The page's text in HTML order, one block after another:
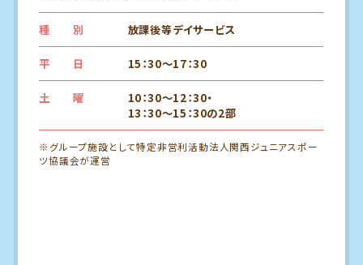
種 別 放課後等デイサービス
平 日 15：30～17：30
土 曜
10：30～12：30・
13：30～15：30の2部
※グループ施設として特定非営利活動法人関西ジュニアスポー
ツ協議会が運営